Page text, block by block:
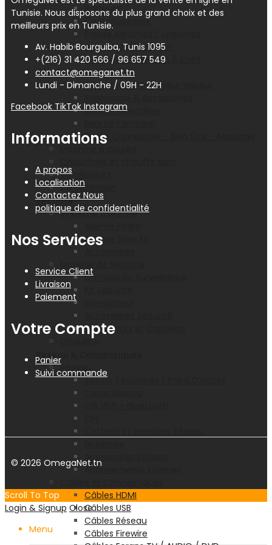
Batteurs
Centrifugeuses
Robots Multifonction
Cafetières Et Moulin À Café
Entretien – Soin
Aspirateur – Nettoyeur Vapeur
Beauté Masculine
Santé Connectée – Bien Être – Massage
Ventilateurs
Climatisation
Sécurité
Système d’alarme
Alarme Sans Fil
Matériel de Sécurité
Caméra de Surveillance
Détecteurs et Capteurs
Onduleur
Réseau & Connectiques
Réseau
Switch / Routeurs / Point D’accès
Accessoires Réseau
Abonnements Internet
Câbles HDMI
Câbles USB
Câbles Réseau
Câbles Firewire
Tunisie. Nous disposons du plus grand choix et des
meilleurs prix en Tunisie.
Av. Habib Bourguiba, Tunis 1095
+(216) 31 420 566 / 96 657 549
contact@omeganet.tn
Lundi - Dimanche / 09H - 22H
Facebook TikTok Instagram
Informations
A propos
Localisation
Contactez Nous
politique de confidentialité
Nos Services
Service Client
Livraison
Paiement
Votre Compte
Panier
Suivi commande
© 2026 OmegaNet.tn
Scroll To Top
Login & Signup Close
Menu